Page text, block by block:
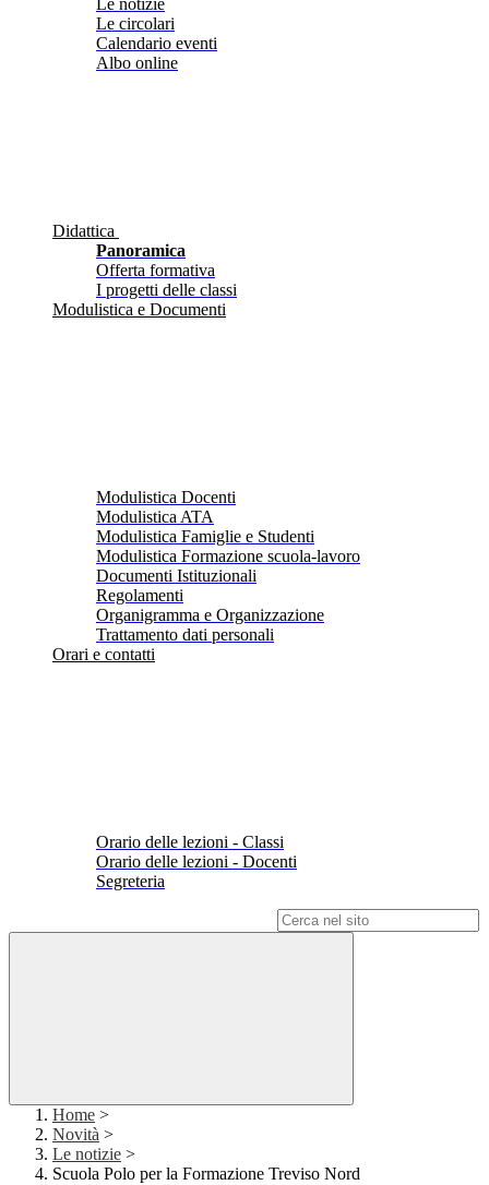
Le notizie
Le circolari
Calendario eventi
Albo online
Didattica
Panoramica
Offerta formativa
I progetti delle classi
Modulistica e Documenti
Modulistica Docenti
Modulistica ATA
Modulistica Famiglie e Studenti
Modulistica Formazione scuola-lavoro
Documenti Istituzionali
Regolamenti
Organigramma e Organizzazione
Trattamento dati personali
Orari e contatti
Orario delle lezioni - Classi
Orario delle lezioni - Docenti
Segreteria
Home >
Novità >
Le notizie >
Scuola Polo per la Formazione Treviso Nord